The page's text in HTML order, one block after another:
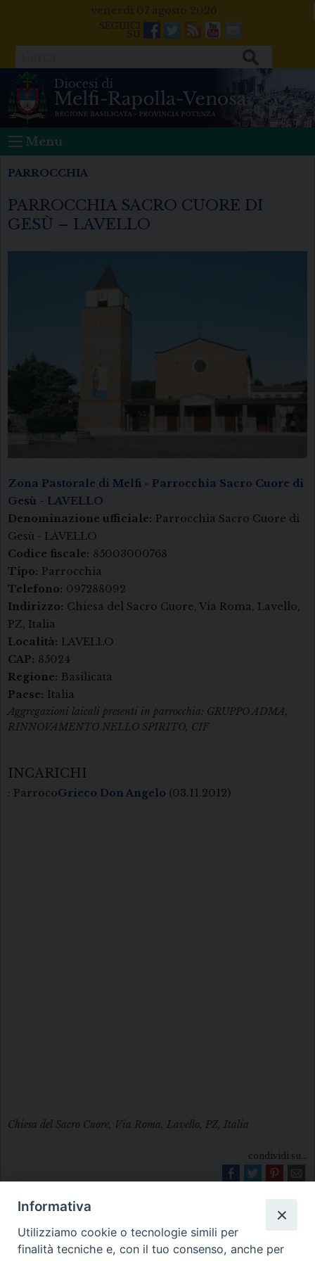
venerdì 07 agosto 2026
Facebook
Twitter
FeedsYoutube
Mail
Menu
PARROCCHIA
PARROCCHIA SACRO CUORE DI
GESÙ – LAVELLO
Zona Pastorale di Melfi » Parrocchia Sacro Cuore di
Gesù - LAVELLO
Denominazione ufficiale: Parrocchia Sacro Cuore di
Gesù - LAVELLO
Codice fiscale: 85003000768
Tipo: Parrocchia
Telefono: 097288092
Indirizzo: Chiesa del Sacro Cuore, Via Roma, Lavello,
PZ, Italia
Località: LAVELLO
CAP: 85024
Regione: Basilicata
Paese: Italia
Aggregazioni laicali presenti in parrocchia: GRUPPO ADMA,
RINNOVAMENTO NELLO SPIRITO, CIF
INCARICHI
Grieco Don Angelo
: Parroco (03.11.2012)
Chiesa del Sacro Cuore, Via Roma, Lavello, PZ, Italia
condividi su...
Informativa
Utilizziamo cookie o tecnologie simili per
finalità tecniche e, con il tuo consenso, anche per